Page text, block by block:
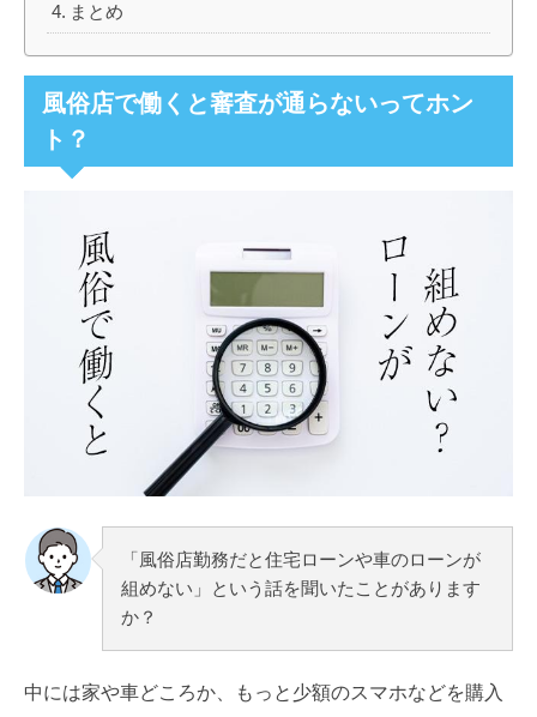
まとめ
風俗店で働くと審査が通らないってホン
ト？
「風俗店勤務だと住宅ローンや車のローンが
組めない」という話を聞いたことがあります
か？
中には家や車どころか、もっと少額のスマホなどを購入